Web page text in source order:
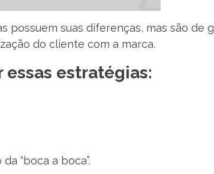
possuem suas diferenças, mas são de
do cliente com a marca.
estratégias:
“boca a boca”.